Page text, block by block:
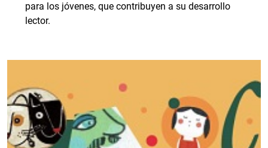
para los jóvenes, que contribuyen a su desarrollo
lector.